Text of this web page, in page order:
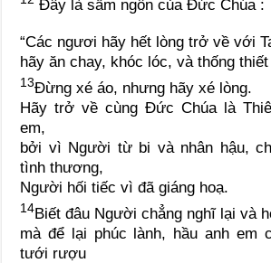
Đây là sấm ngôn của Đức Chúa :
“Các ngươi hãy hết lòng trở về với
hãy ăn chay, khóc lóc, và thống thiết
13Đừng xé áo, nhưng hãy xé lòng.
Hãy trở về cùng Đức Chúa là
em,
bởi vì Người từ bi và nhân hậu,
tình thương,
Người hối tiếc vì đã giáng hoạ.
14Biết đâu Người chẳng nghĩ lại và
mà để lại phúc lành, hầu anh em
tưới rượu